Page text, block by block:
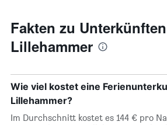
Fakten zu
Lillehammer
Wie viel kostet eine
Lillehammer?
Im Durchschnitt kostet es 144 € pro